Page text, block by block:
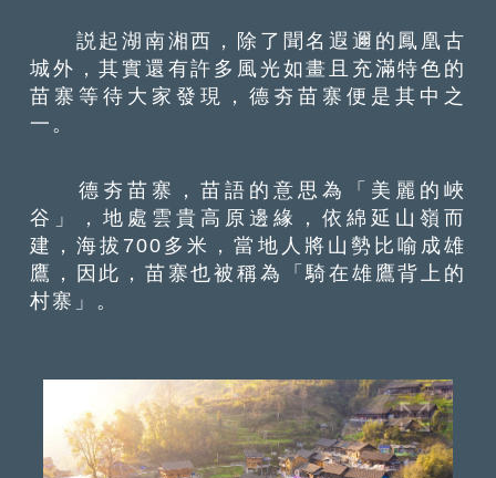
説起湖南湘西，除了聞名遐邇的鳳凰古
城外，其實還有許多風光如畫且充滿特色的
苗寨等待大家發現，德夯苗寨便是其中之
一。
德夯苗寨，苗語的意思為「美麗的峽
谷」，地處雲貴高原邊緣，依綿延山嶺而
建，海拔700多米，當地人將山勢比喻成雄
鷹，因此，苗寨也被稱為「騎在雄鷹背上的
村寨」。